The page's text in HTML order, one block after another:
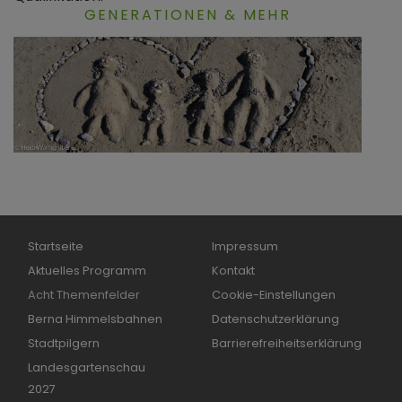
GENERATIONEN & MEHR
Hauptnavigation
Startseite
Aktuelles Programm
Acht Themenfelder
Berna Himmelsbahnen
Stadtpilgern
Landesgartenschau
2027
Fußbereichsmenü
Impressum
Kontakt
Cookie-Einstellungen
Datenschutzerklärung
Barrierefreiheitserklärung